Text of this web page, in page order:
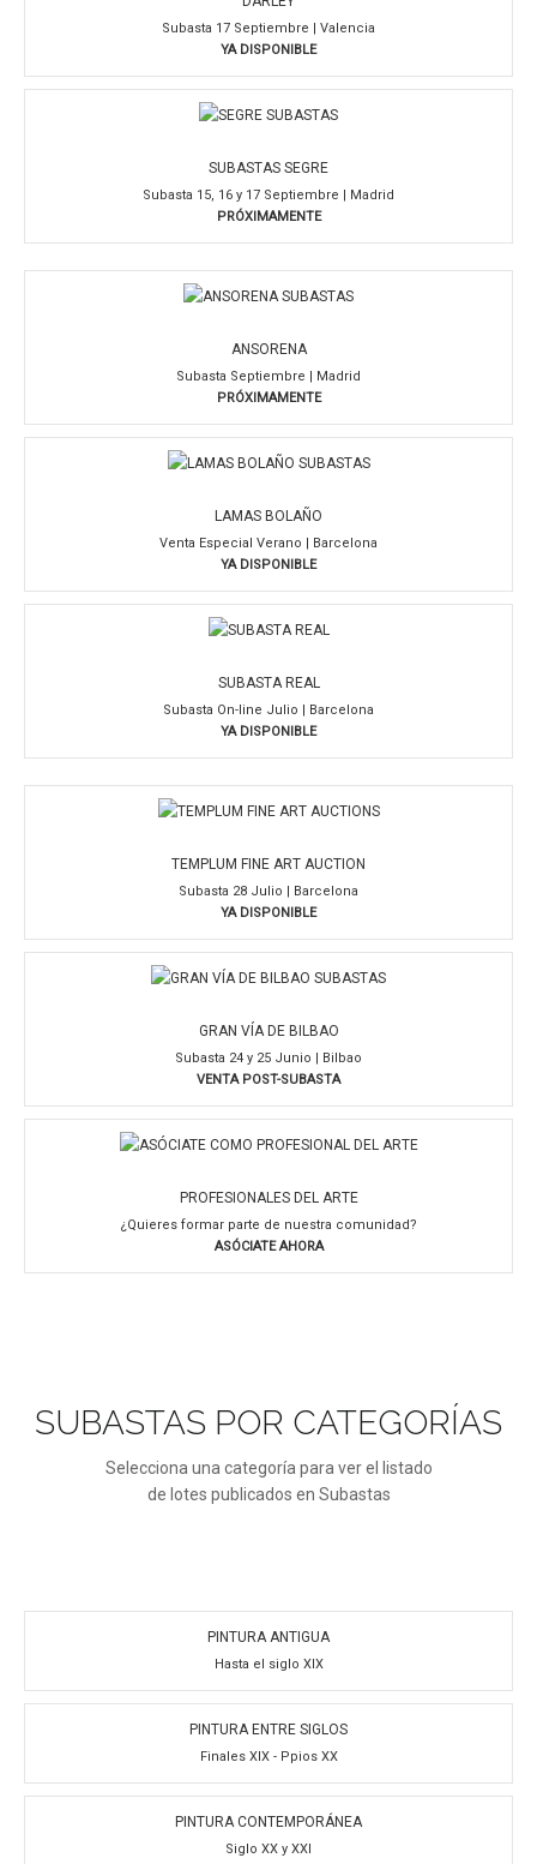
Subasta 17 Septiembre | Valencia
YA DISPONIBLE
SUBASTAS SEGRE
Subasta 15, 16 y 17 Septiembre | Madrid
PRÓXIMAMENTE
ANSORENA
Subasta Septiembre | Madrid
PRÓXIMAMENTE
LAMAS BOLAÑO
Venta Especial Verano | Barcelona
YA DISPONIBLE
SUBASTA REAL
Subasta On-line Julio | Barcelona
YA DISPONIBLE
TEMPLUM FINE ART AUCTION
Subasta 28 Julio | Barcelona
YA DISPONIBLE
GRAN VÍA DE BILBAO
Subasta 24 y 25 Junio | Bilbao
VENTA POST-SUBASTA
PROFESIONALES DEL ARTE
¿Quieres formar parte de nuestra comunidad?
ASÓCIATE AHORA
SUBASTAS POR CATEGORÍAS
Selecciona una categoría para ver el listado
de lotes publicados en Subastas
PINTURA ANTIGUA
Hasta el siglo XIX
PINTURA ENTRE SIGLOS
Finales XIX - Ppios XX
PINTURA CONTEMPORÁNEA
Siglo XX y XXI